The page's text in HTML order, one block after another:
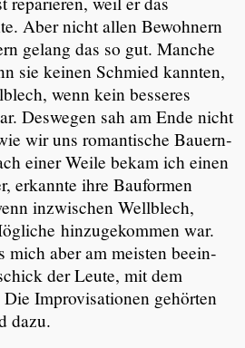
Aber nicht allen Bewohnern
gelang das so gut. Manche
sie keinen Schmied kannten,
wenn kein besseres
Deswegen sah am Ende nicht
wir uns roman­ti­sche Bauern­
einer Weile bekam ich einen
erkannte ihre Bauformen
inzwi­schen Wellblech,
hinzu­ge­kommen war.
mich aber am meisten beein­
der Leute, mit dem
Impro­vi­sa­tionen gehörten
dazu.